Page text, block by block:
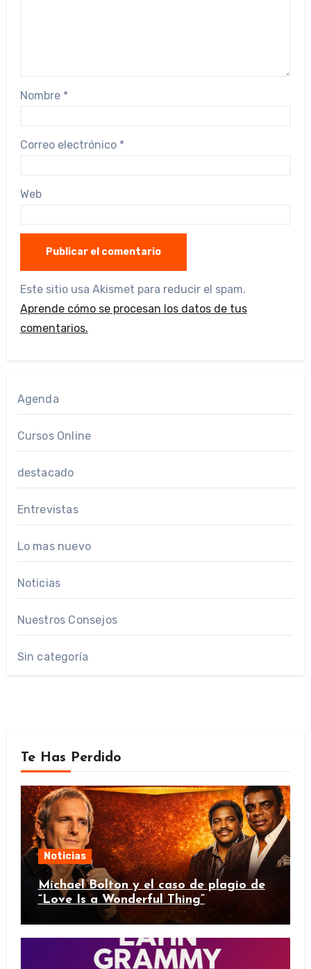
Nombre *
Correo electrónico *
Web
Este sitio usa Akismet para reducir el spam.
Aprende cómo se procesan los datos de tus
comentarios.
Agenda
Cursos Online
destacado
Entrevistas
Lo mas nuevo
Noticias
Nuestros Consejos
Sin categoría
Te Has Perdido
Noticias
Michael Bolton y el caso de plagio de
“Love Is a Wonderful Thing”